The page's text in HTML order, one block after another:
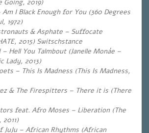
Going, 2019)
Am I Black Enough for You (360 Degrees
1972)
& Asphate – Suffocate
2015) Switschstance
– Hell You Talmbout (Janelle Monáe –
Lady, 2013)
– This Is Madness (This Is Madness,
& The Firespitters – There it is (There
feat. Afro Moses – Liberation (The
JuJu – African Rhythms (African